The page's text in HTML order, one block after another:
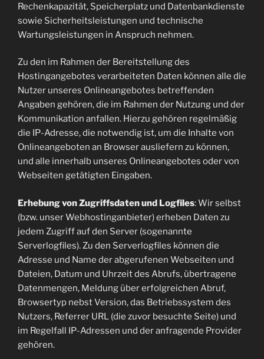
Rechenkapazität, Speicherplatz und Datenbankdienste
sowie Sicherheitsleistungen und technische
Wartungsleistungen in Anspruch nehmen.
Zu den im Rahmen der Bereitstellung des
Hostingangebotes verarbeiteten Daten können alle die
Nutzer unseres Onlineangebotes betreffenden
Angaben gehören, die im Rahmen der Nutzung und der
Kommunikation anfallen. Hierzu gehören regelmäßig
die IP-Adresse, die notwendig ist, um die Inhalte von
Onlineangeboten an Browser ausliefern zu können,
und alle innerhalb unseres Onlineangebotes oder von
Webseiten getätigten Eingaben.
Erhebung von Zugriffsdaten und Logfiles: Wir selbst
(bzw. unser Webhostinganbieter) erheben Daten zu
jedem Zugriff auf den Server (sogenannte
Serverlogfiles). Zu den Serverlogfiles können die
Adresse und Name der abgerufenen Webseiten und
Dateien, Datum und Uhrzeit des Abrufs, übertragene
Datenmengen, Meldung über erfolgreichen Abruf,
Browsertyp nebst Version, das Betriebssystem des
Nutzers, Referrer URL (die zuvor besuchte Seite) und
im Regelfall IP-Adressen und der anfragende Provider
gehören.